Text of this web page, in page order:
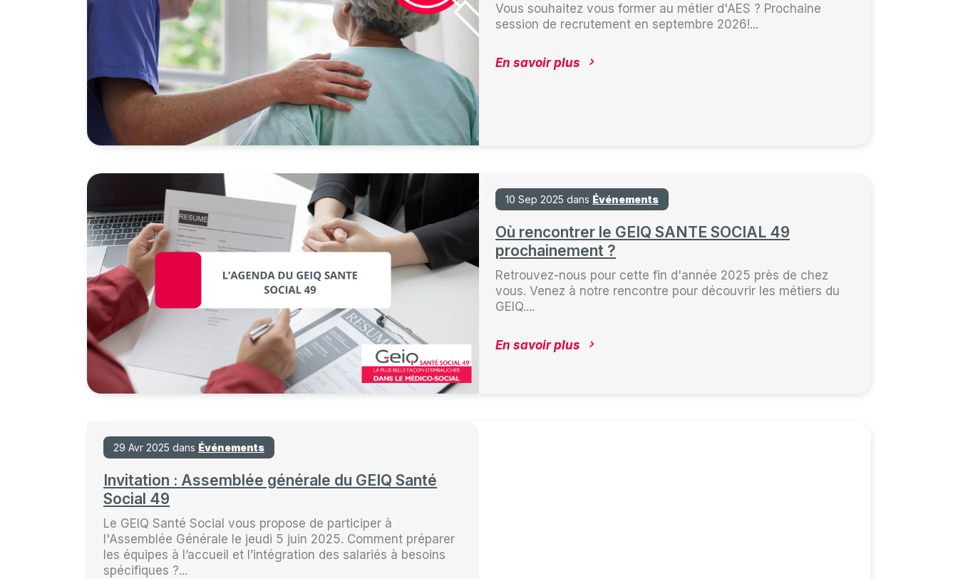
Vous souhaitez vous former au métier d'AES ? Prochaine
session de recrutement en septembre 2026!...
En savoir plus
10 Sep 2025 dans Événements
Où rencontrer le GEIQ SANTE SOCIAL 49
prochainement ?
Retrouvez-nous pour cette fin d'année 2025 près de chez
vous. Venez à notre rencontre pour découvrir les métiers du
GEIQ....
En savoir plus
29 Avr 2025 dans Événements
Invitation : Assemblée générale du GEIQ Santé
Social 49
Le GEIQ Santé Social vous propose de participer à
l'Assemblée Générale le jeudi 5 juin 2025. Comment préparer
les équipes à l’accueil et l’intégration des salariés à besoins
spécifiques ?...